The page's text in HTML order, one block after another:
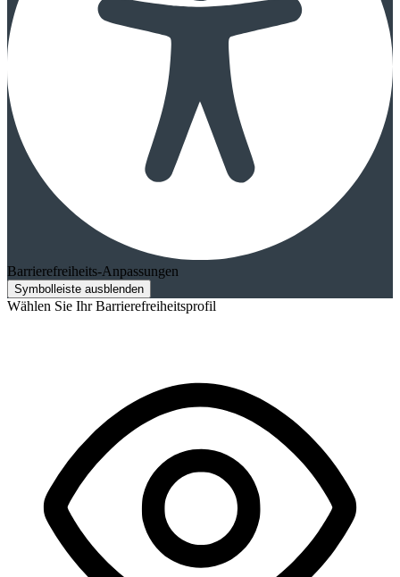
Barrierefreiheits-Anpassungen
Symbolleiste ausblenden
Wählen Sie Ihr Barrierefreiheitsprofil